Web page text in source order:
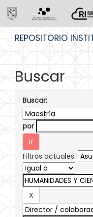
REPOSITORIO
Buscar
Buscar:
por
Filtros actuales: